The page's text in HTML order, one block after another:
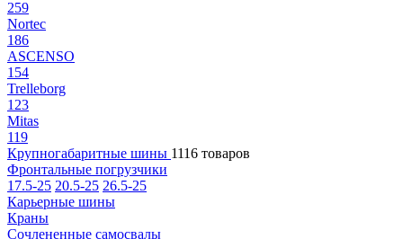
259
Nortec
186
ASCENSO
154
Trelleborg
123
Mitas
119
Крупногабаритные шины 1116 товаров
Фронтальные погрузчики
17.5-25 20.5-25 26.5-25
Карьерные шины
Краны
Сочлененные самосвалы